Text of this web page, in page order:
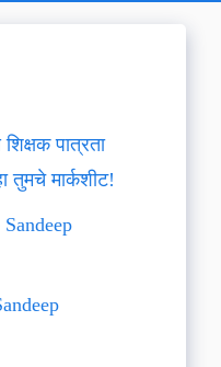
पात्रता
तुमचे मार्कशीट!